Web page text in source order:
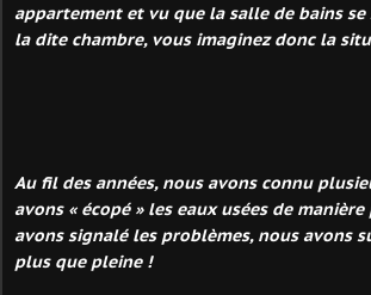
appartement et vu que la salle de bains
la dite chambre, vous imaginez donc la
Au fil des années, nous avons connu
avons « écopé » les eaux usées de
avons signalé les problèmes, nous avons
plus que pleine !